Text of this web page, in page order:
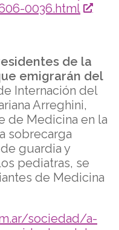
0036.html
de la
emigrarán del
Internación del
Arreghini,
de Medicina en la
sobrecarga
guardia y
pediatras, se
de Medicina
sociedad/a-